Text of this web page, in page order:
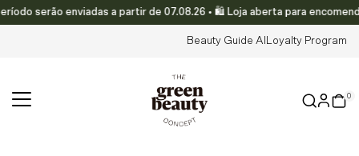
Translation missing: pt-PT.accessibility.skip_to_text
serão enviadas a partir de 07.08.26 • 🛍️ Loja aberta para
Beauty Guide AI Loyalty Program
0